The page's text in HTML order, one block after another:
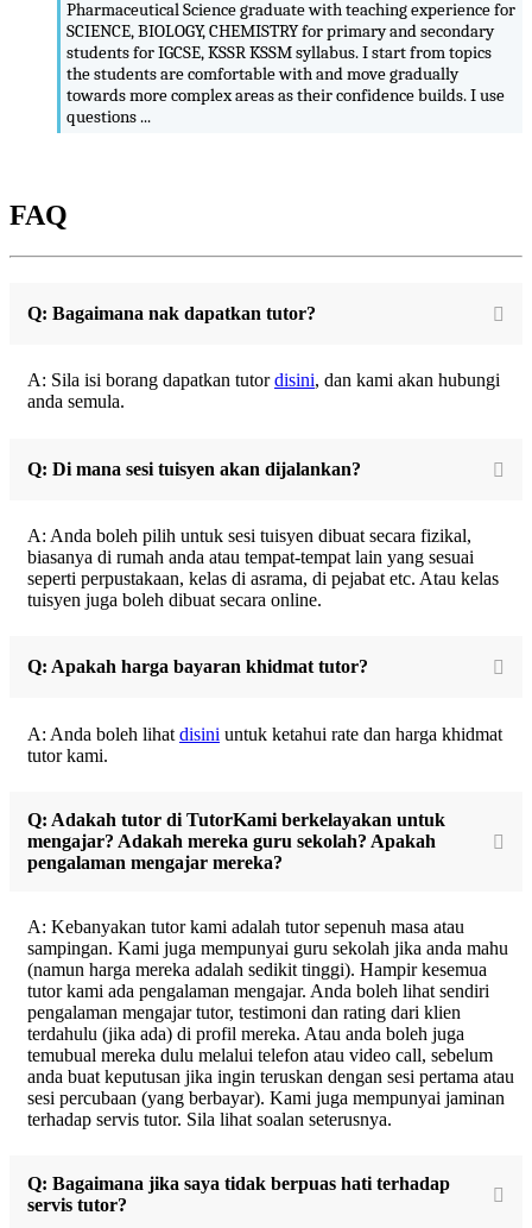
Pharmaceutical Science graduate with teaching experience for
SCIENCE, BIOLOGY, CHEMISTRY for primary and secondary
students for IGCSE, KSSR KSSM syllabus. I start from topics
the students are comfortable with and move gradually
towards more complex areas as their confidence builds. I use
questions ...
FAQ
Q: Bagaimana nak dapatkan tutor?
A: Sila isi borang dapatkan tutordisini, dan kami akan hubungi
anda semula.
Q: Di mana sesi tuisyen akan dijalankan?
A: Anda boleh pilih untuk sesi tuisyen dibuat secara fizikal,
biasanya di rumah anda atau tempat-tempat lain yang sesuai
seperti perpustakaan, kelas di asrama, di pejabat etc. Atau kelas
tuisyen juga boleh dibuat secara online.
Q: Apakah harga bayaran khidmat tutor?
A: Anda boleh lihat disini untuk ketahui rate dan harga khidmat
tutor kami.
Q: Adakah tutor di TutorKami berkelayakan untuk
mengajar? Adakah mereka guru sekolah? Apakah
pengalaman mengajar mereka?
A: Kebanyakan tutor kami adalah tutor sepenuh masa atau
sampingan. Kami juga mempunyai guru sekolah jika anda mahu
(namun harga mereka adalah sedikit tinggi). Hampir kesemua
tutor kami ada pengalaman mengajar. Anda boleh lihat sendiri
pengalaman mengajar tutor, testimoni dan rating dari klien
terdahulu (jika ada) di profil mereka. Atau anda boleh juga
temubual mereka dulu melalui telefon atau video call, sebelum
anda buat keputusan jika ingin teruskan dengan sesi pertama atau
sesi percubaan (yang berbayar). Kami juga mempunyai jaminan
terhadap servis tutor. Sila lihat soalan seterusnya.
Q: Bagaimana jika saya tidak berpuas hati terhadap
servis tutor?